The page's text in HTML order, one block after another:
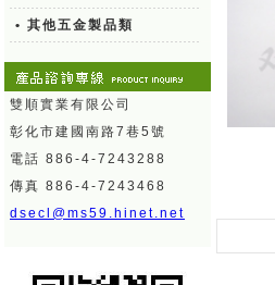
• 其他五金製品類
雙順實業有限公司
彰化市建國南路7巷5號
電話 886-4-7243288
傳真 886-4-7243468
dsecl@ms59.hinet.net